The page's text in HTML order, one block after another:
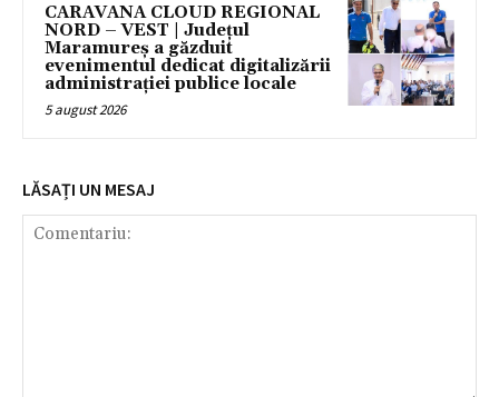
CARAVANA CLOUD REGIONAL
NORD – VEST | Județul
Maramureș a găzduit
evenimentul dedicat digitalizării
administrației publice locale
5 august 2026
LĂSAȚI UN MESAJ